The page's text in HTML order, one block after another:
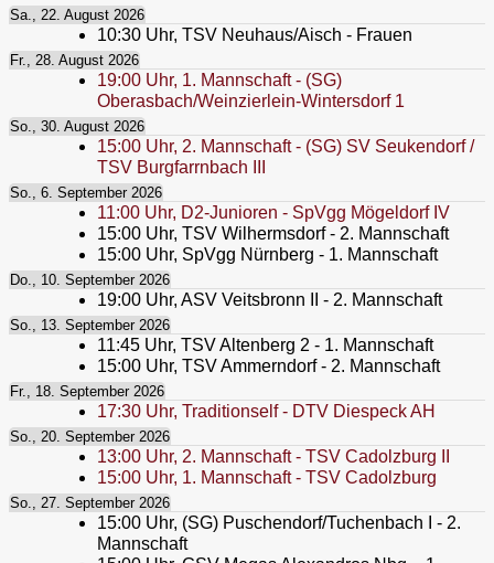
Sa., 22. August 2026
10:30 Uhr, TSV Neuhaus/Aisch - Frauen
Fr., 28. August 2026
19:00 Uhr, 1. Mannschaft - (SG)
Oberasbach/Weinzierlein-Wintersdorf 1
So., 30. August 2026
15:00 Uhr, 2. Mannschaft - (SG) SV Seukendorf /
TSV Burgfarrnbach III
So., 6. September 2026
11:00 Uhr, D2-Junioren - SpVgg Mögeldorf IV
15:00 Uhr, TSV Wilhermsdorf - 2. Mannschaft
15:00 Uhr, SpVgg Nürnberg - 1. Mannschaft
Do., 10. September 2026
19:00 Uhr, ASV Veitsbronn II - 2. Mannschaft
So., 13. September 2026
11:45 Uhr, TSV Altenberg 2 - 1. Mannschaft
15:00 Uhr, TSV Ammerndorf - 2. Mannschaft
Fr., 18. September 2026
17:30 Uhr, Traditionself - DTV Diespeck AH
So., 20. September 2026
13:00 Uhr, 2. Mannschaft - TSV Cadolzburg II
15:00 Uhr, 1. Mannschaft - TSV Cadolzburg
So., 27. September 2026
15:00 Uhr, (SG) Puschendorf/Tuchenbach I - 2.
Mannschaft